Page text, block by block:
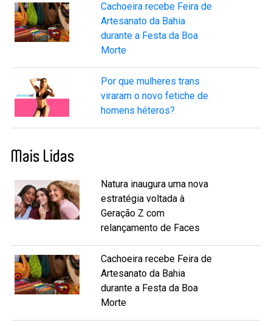
Cachoeira recebe Feira de
Artesanato da Bahia
durante a Festa da Boa
Morte
Por que mulheres trans
viraram o novo fetiche de
homens héteros?
Mais Lidas
Natura inaugura uma nova
estratégia voltada à
Geração Z com
relançamento de Faces
Cachoeira recebe Feira de
Artesanato da Bahia
durante a Festa da Boa
Morte